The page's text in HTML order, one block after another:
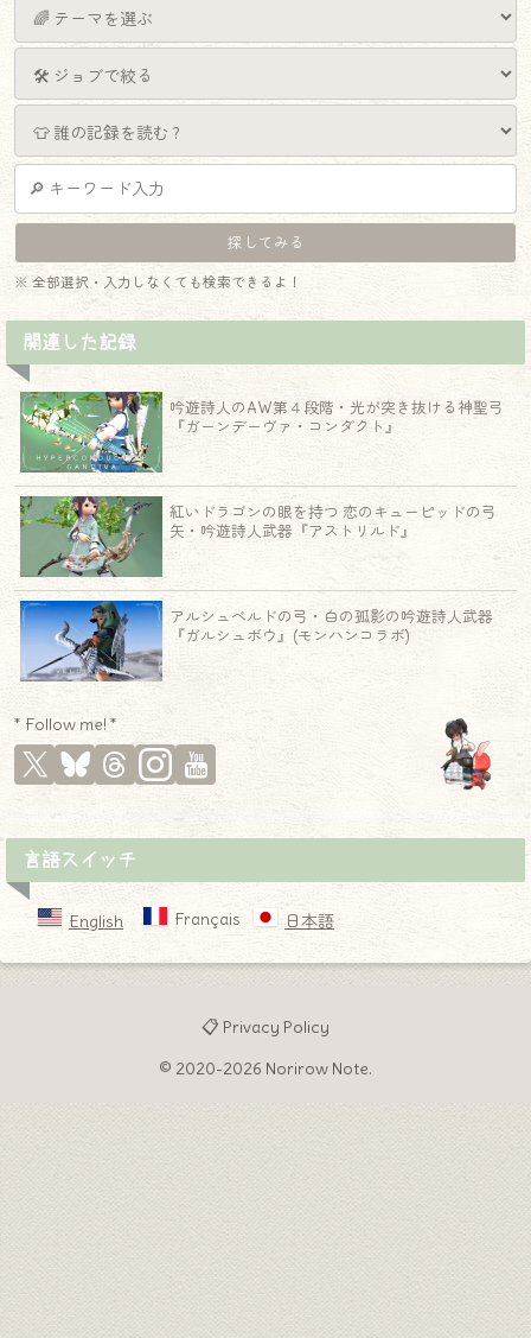
※ 全部選択・入力しなくても検索できるよ！
関連した記録
吟遊詩人のAW第４段階・光が突き抜ける神聖弓
『ガーンデーヴァ・コンダクト』
紅いドラゴンの眼を持つ 恋のキューピッドの弓
矢・吟遊詩人武器『アストリルド』
アルシュベルドの弓・白の孤影の吟遊詩人武器
『ガルシュボウ』(モンハンコラボ)
* Follow me! *
言語スイッチ
English Français 日本語
📋 Privacy Policy
© 2020-2026 Norirow Note.